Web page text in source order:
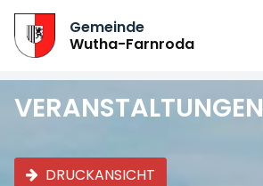
Gemeinde
Wutha-Farnroda
VERANSTALTUNGEN
DRUCKANSICHT